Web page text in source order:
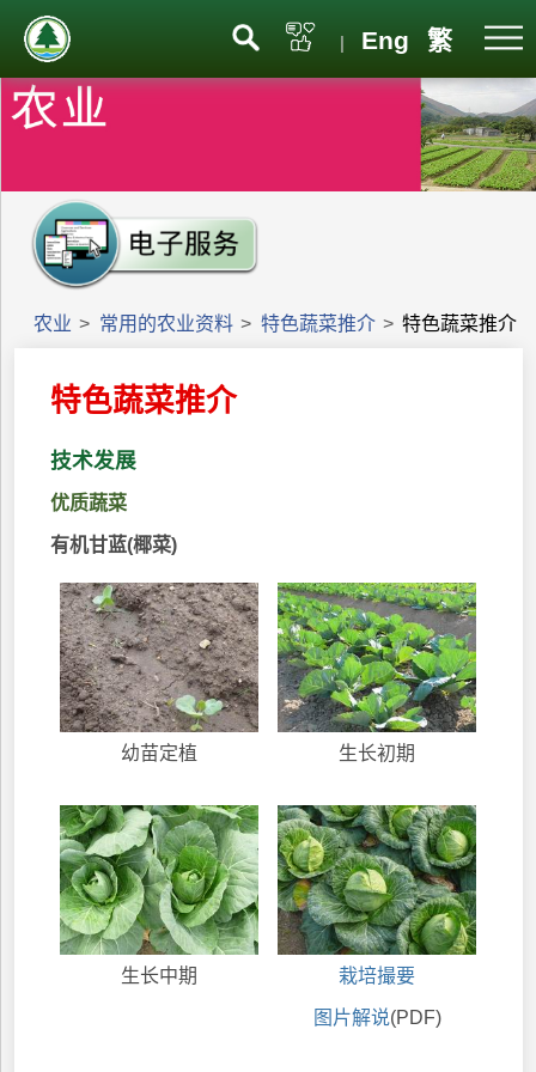
| Eng 繁
农业 > 常用的农业资料 > 特色蔬菜推介 > 特色蔬菜推介
特色蔬菜推介
技术发展
优质蔬菜
有机甘蓝(椰菜)
幼苗定植 生长初期
生长中期 栽培撮要
图片解说(PDF)